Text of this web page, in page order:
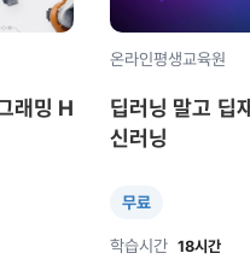
래밍 H
온라인평생교육원
딥러닝 말고 딥
신러닝
무료
학습시간 18시간